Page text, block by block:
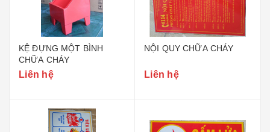
KỆ ĐỰNG MỘT BÌNH
CHỮA CHÁY
Liên hệ
NỘI QUY CHỮA CHÁY
Liên hệ